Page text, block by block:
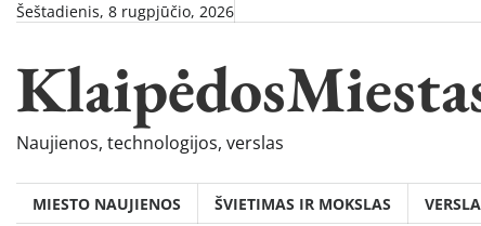
Skip
content
Šeštadienis, 8 rugpjūčio, 2026
Naujienos, technologijos, verslas
MIESTO NAUJIENOS ŠVIETIMAS IR MOKSLAS